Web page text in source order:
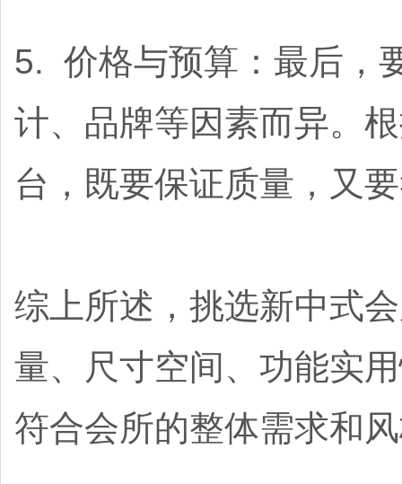
5. 价格与预算：最后，
计、品牌等因素而异。
台，既要保证质量，又
综上所述，挑选新中式
量、尺寸空间、功能实
符合会所的整体需求和